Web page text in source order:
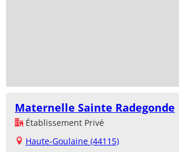
Maternelle Sainte Radegonde
Établissement Privé
Haute-Goulaine (44115)